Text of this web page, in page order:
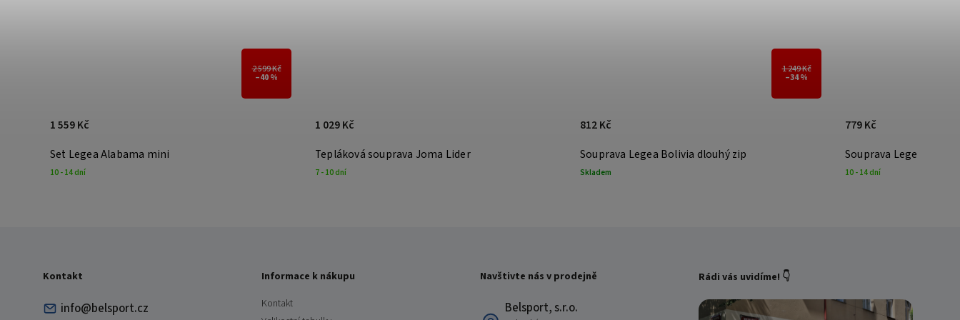
2 599 Kč
–40 %
Set Legea Alabama mini
10 - 14 dní
1 559 Kč
Tepláková souprava Joma Lider
7 - 10 dní
1 029 Kč
1 249 Kč
–34 %
Souprava Legea Bolivia dlouhý zip
Skladem
812 Kč
Souprava Legea Cuba
10 - 14 dní
779 Kč
Kontakt
info@belsport.cz
Informace k nákupu
Kontakt
Navštivte nás v prodejně
Belsport, s.r.o.
Rádi vás uvidíme! 👇